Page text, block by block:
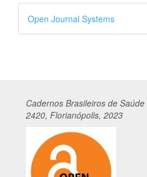
Desenvolvido
por
Open Journal Systems
Cadernos Brasileiros de
2420, Florianópolis, 2023